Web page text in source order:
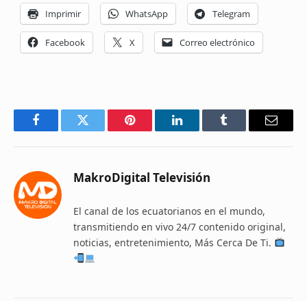
Imprimir WhatsApp Telegram
Facebook X Correo electrónico
FacebookTwitter Pinterest LinkedInTumblr Email
MakroDigital Televisión
El canal de los ecuatorianos en el mundo,
transmitiendo en vivo 24/7 contenido original,
noticias, entretenimiento, Más Cerca De Ti.